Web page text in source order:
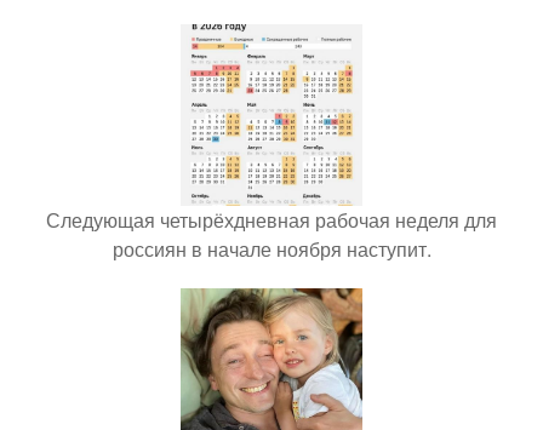
Следующая четырёхдневная рабочая неделя для
россиян в начале ноября наступит.